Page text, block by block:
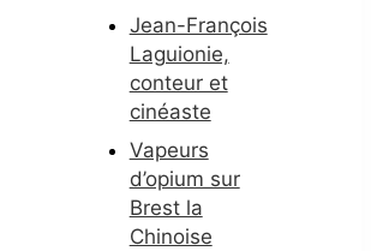
Jean-François
Laguionie,
conteur et
cinéaste
Vapeurs
d’opium sur
Brest la
Chinoise